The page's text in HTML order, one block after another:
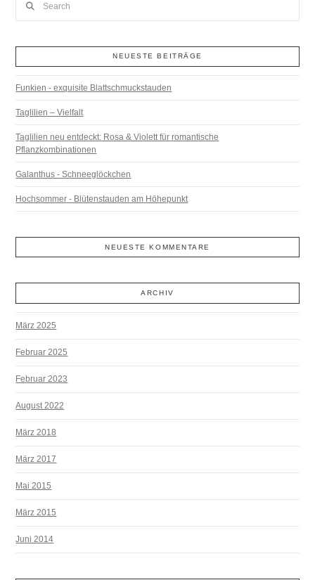
NEUESTE BEITRÄGE
Funkien - exquisite Blattschmuckstauden
Taglilien – Vielfalt
Taglilien neu entdeckt: Rosa & Violett für romantische
Pflanzkombinationen
Galanthus - Schneeglöckchen
Hochsommer - Blütenstauden am Höhepunkt
NEUESTE KOMMENTARE
ARCHIV
März 2025
Februar 2025
Februar 2023
August 2022
März 2018
März 2017
Mai 2015
März 2015
Juni 2014